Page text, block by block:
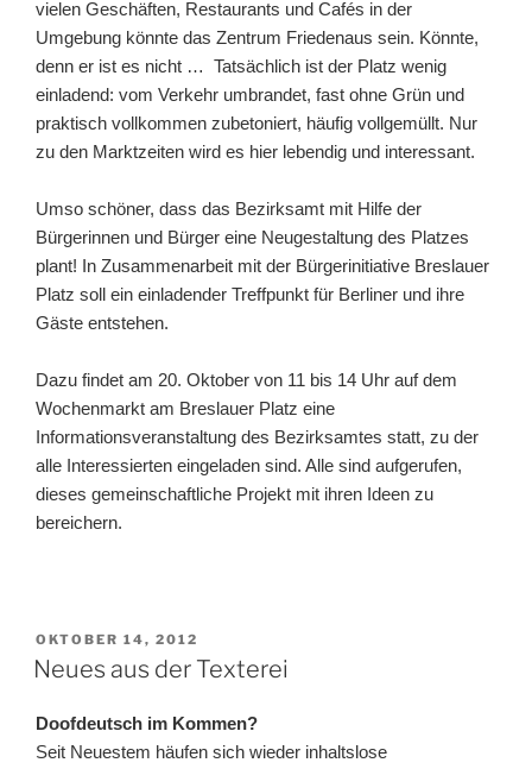
vielen Geschäften, Restaurants und Cafés in der
Umgebung könnte das Zentrum Friedenaus sein. Könnte,
denn er ist es nicht … Tatsächlich ist der Platz wenig
einladend: vom Verkehr umbrandet, fast ohne Grün und
praktisch vollkommen zubetoniert, häufig vollgemüllt. Nur
zu den Marktzeiten wird es hier lebendig und interessant.
Umso schöner, dass das Bezirksamt mit Hilfe der
Bürgerinnen und Bürger eine Neugestaltung des Platzes
plant! In Zusammenarbeit mit der Bürgerinitiative Breslauer
Platz soll ein einladender Treffpunkt für Berliner und ihre
Gäste entstehen.
Dazu findet am 20. Oktober von 11 bis 14 Uhr auf dem
Wochenmarkt am Breslauer Platz eine
Informationsveranstaltung des Bezirksamtes statt, zu der
alle Interessierten eingeladen sind. Alle sind aufgerufen,
dieses gemeinschaftliche Projekt mit ihren Ideen zu
bereichern.
VERÖFFENTLICHT
AM
OKTOBER 14, 2012
Neues aus der Texterei
Doofdeutsch im Kommen?
Seit Neuestem häufen sich wieder inhaltslose